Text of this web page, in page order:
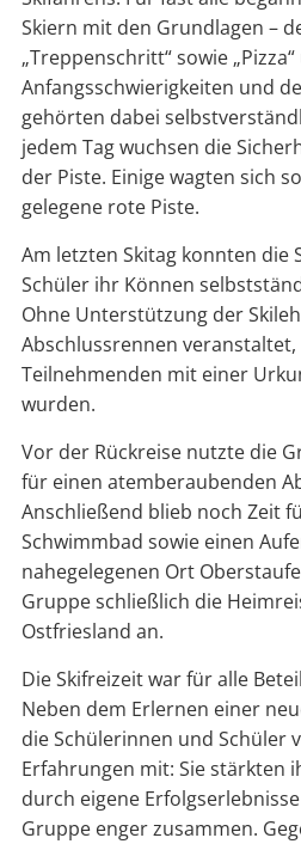
Skiern mit den Grundlagen –
„Treppenschritt“ sowie
Anfangsschwierigkeiten und
gehörten dabei
jedem Tag wuchsen die
der Piste. Einige wagten sich
gelegene rote Piste.
Am letzten Skitag konnten die
Schüler ihr Können
Ohne Unterstützung der
Abschlussrennen
Teilnehmenden mit einer
wurden.
Vor der Rückreise nutzte die
für einen atemberaubenden
Anschließend blieb noch Zeit
Schwimmbad sowie einen
nahegelegenen Ort
Gruppe schließlich die
Ostfriesland an.
Die Skifreizeit war für alle
Neben dem Erlernen einer
die Schülerinnen und Schüler
Erfahrungen mit: Sie stärkten
durch eigene
Gruppe enger zusammen.